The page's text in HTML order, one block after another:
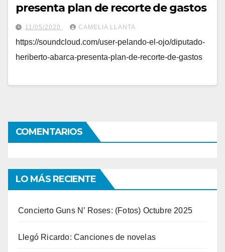
presenta plan de recorte de gastos
11/05/2020 CAMELIA LLANTA
https://soundcloud.com/user-pelando-el-ojo/diputado-
heriberto-abarca-presenta-plan-de-recorte-de-gastos
COMENTARIOS
LO MÁS RECIENTE
Concierto Guns N’ Roses: (Fotos) Octubre 2025
Llegó Ricardo: Canciones de novelas